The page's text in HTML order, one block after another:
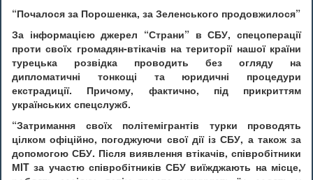
“Почалося за Порошенка, за Зеленського продовжилося”
За інформацією джерел “Страни” в СБУ, спецоперації
проти своїх громадян-втікачів на території нашої країни
турецька розвідка проводить без огляду на
дипломатичні тонкощі та юридичні процедури
екстрадиції. Причому, фактично, під прикриттям
українських спецслужб.
“Затримання своїх політемігрантів турки проводять
цілком офіційно, погоджуючи свої дії із СБУ, а також за
допомогою СБУ. Після виявлення втікачів, співробітники
МIT за участю співробітників СБУ виїжджають на місце,